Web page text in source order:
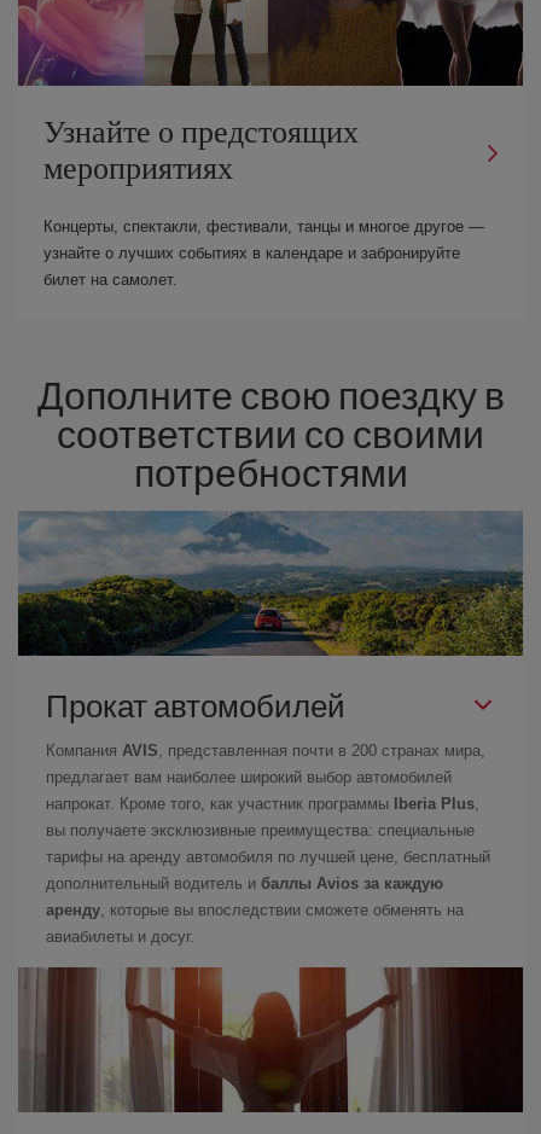
Узнайте о предстоящих
мероприятиях
Концерты, спектакли, фестивали, танцы и многое другое —
узнайте о лучших событиях в календаре и забронируйте
билет на самолет.
Дополните свою поездку в
соответствии со своими
потребностями
Прокат автомобилей
Компания AVIS, представленная почти в 200 странах мира,
предлагает вам наиболее широкий выбор автомобилей
напрокат. Кроме того, как участник программы
Iberia Plus,
вы получаете эксклюзивные преимущества: специальные
тарифы на аренду автомобиля по лучшей цене, бесплатный
дополнительный водитель и баллы Avios за каждую
аренду, которые вы впоследствии сможете обменять на
авиабилеты и досуг.